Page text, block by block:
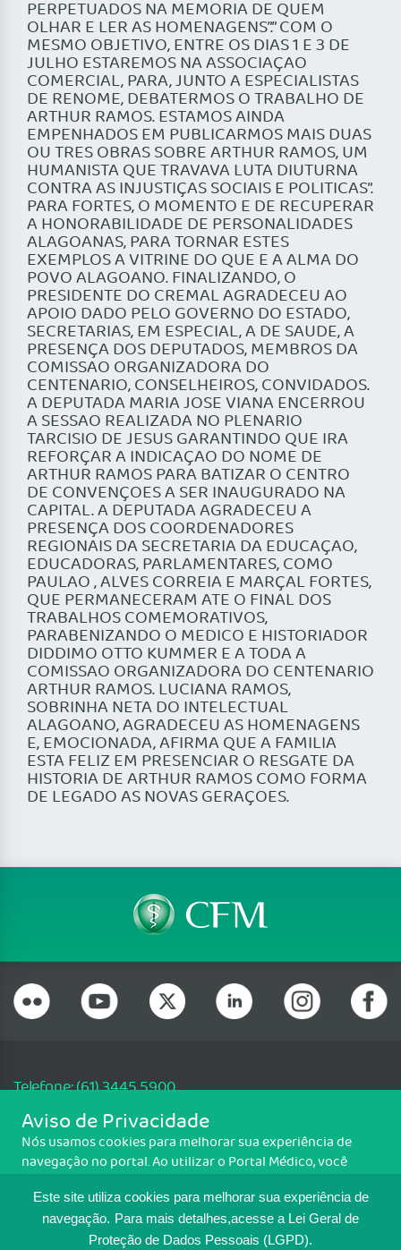
Este site utiliza cookies para melhorar sua experiência de
navegação. Para mais detalhes,acesse a Lei Geral de
Proteção de Dados Pessoais (LGPD).
PERPETUADOS NA MEMORIA DE QUEM
OLHAR E LER AS HOMENAGENS”.” COM O
MESMO OBJETIVO, ENTRE OS DIAS 1 E 3 DE
JULHO ESTAREMOS NA ASSOCIAÇAO
COMERCIAL, PARA, JUNTO A ESPECIALISTAS
DE RENOME, DEBATERMOS O TRABALHO DE
ARTHUR RAMOS. ESTAMOS AINDA
EMPENHADOS EM PUBLICARMOS MAIS DUAS
OU TRES OBRAS SOBRE ARTHUR RAMOS, UM
HUMANISTA QUE TRAVAVA LUTA DIUTURNA
CONTRA AS INJUSTIÇAS SOCIAIS E POLITICAS”.
PARA FORTES, O MOMENTO E DE RECUPERAR
A HONORABILIDADE DE PERSONALIDADES
ALAGOANAS, PARA TORNAR ESTES
EXEMPLOS A VITRINE DO QUE E A ALMA DO
POVO ALAGOANO. FINALIZANDO, O
PRESIDENTE DO CREMAL AGRADECEU AO
APOIO DADO PELO GOVERNO DO ESTADO,
SECRETARIAS, EM ESPECIAL, A DE SAUDE, A
PRESENÇA DOS DEPUTADOS, MEMBROS DA
COMISSAO ORGANIZADORA DO
CENTENARIO, CONSELHEIROS, CONVIDADOS.
A DEPUTADA MARIA JOSE VIANA ENCERROU
A SESSAO REALIZADA NO PLENARIO
TARCISIO DE JESUS GARANTINDO QUE IRA
REFORÇAR A INDICAÇAO DO NOME DE
ARTHUR RAMOS PARA BATIZAR O CENTRO
DE CONVENÇOES A SER INAUGURADO NA
CAPITAL. A DEPUTADA AGRADECEU A
PRESENÇA DOS COORDENADORES
REGIONAIS DA SECRETARIA DA EDUCAÇAO,
EDUCADORAS, PARLAMENTARES, COMO
PAULAO , ALVES CORREIA E MARÇAL FORTES,
QUE PERMANECERAM ATE O FINAL DOS
TRABALHOS COMEMORATIVOS,
PARABENIZANDO O MEDICO E HISTORIADOR
DIDDIMO OTTO KUMMER E A TODA A
COMISSAO ORGANIZADORA DO CENTENARIO
ARTHUR RAMOS. LUCIANA RAMOS,
SOBRINHA NETA DO INTELECTUAL
ALAGOANO, AGRADECEU AS HOMENAGENS
E, EMOCIONADA, AFIRMA QUE A FAMILIA
ESTA FELIZ EM PRESENCIAR O RESGATE DA
HISTORIA DE ARTHUR RAMOS COMO FORMA
DE LEGADO AS NOVAS GERAÇOES.
Telefone: (61) 3445 5900
Email: cfm@portalmedico.org.br
SGAS 616, Conjunto D, Lote 115, L2 Sul, Brasília/DF - CEP: 70200-760 -
CNPJ: 33.583.550/0001-30
MAPA DO SITE
Aviso de Privacidade
Nós usamos cookies para melhorar sua experiência de
navegação no portal. Ao utilizar o Portal Médico, você
Para ter mais informações sobre como isso é feito, acesse
Política de cookies. Se você concorda, clique em ACEITO.